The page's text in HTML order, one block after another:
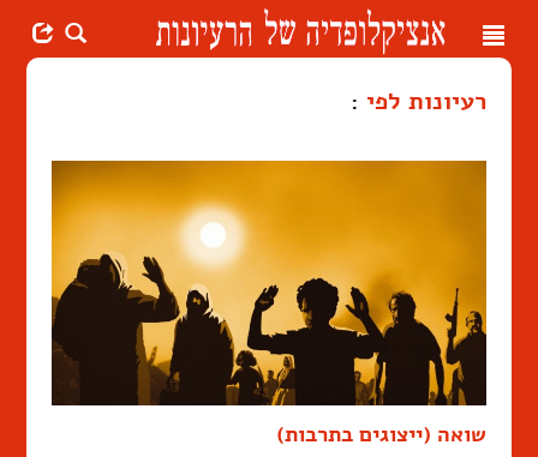
Toggle
רעיונות לפי :
שואה (ייצוגים בתרבות)